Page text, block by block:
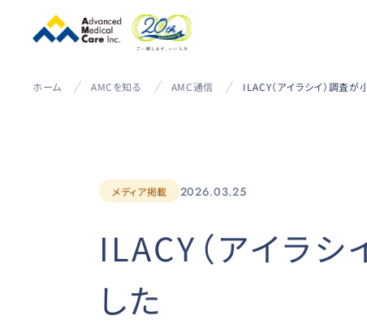
ホーム AMCを知る AMC通信
メディア掲載 2026.03.25
ILACY（アイラ
した